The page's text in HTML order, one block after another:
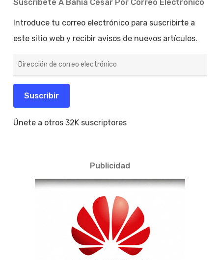
Suscríbete A Bahía César Por Correo Electrónico
Introduce tu correo electrónico para suscribirte a
este sitio web y recibir avisos de nuevos artículos.
de
electrónico
Suscribir
Únete a otros 32K suscriptores
Publicidad